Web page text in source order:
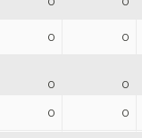
0 0
0 0
0 0